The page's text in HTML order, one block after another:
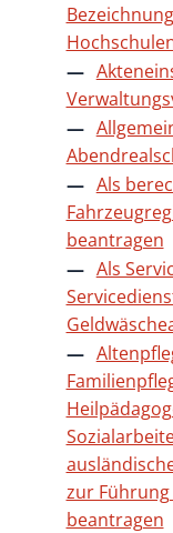
Als
beantragen
Als
zur
beantragen